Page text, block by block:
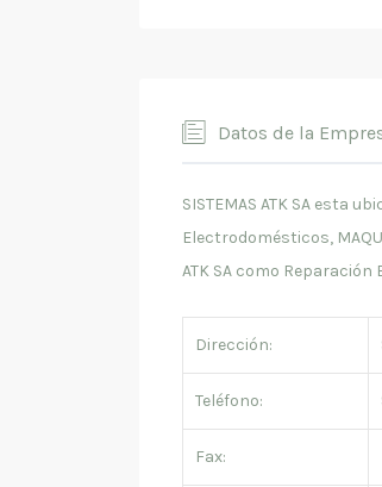
Datos de la
SISTEMAS ATK SA esta
Electrodomésticos,
ATK SA como
Dirección:
Teléfono:
Fax: